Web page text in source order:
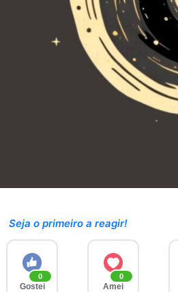
Seja o primeiro a reagir!
0
Gostei
0
Amei